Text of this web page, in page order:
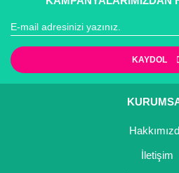
KAYDOL
İletişim